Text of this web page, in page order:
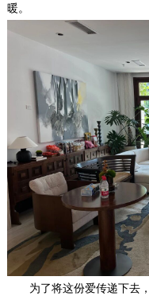
暖。
为了将这份爱传递下去，